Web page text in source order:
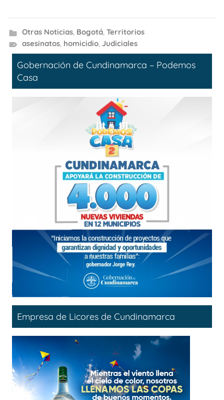
Otras Noticias, Bogotá, Territorios
asesinatos, homicidio, Judiciales
Gobernación de Cundinamarca – Podemos
Casa
Empresa de Licores de Cundinamarca